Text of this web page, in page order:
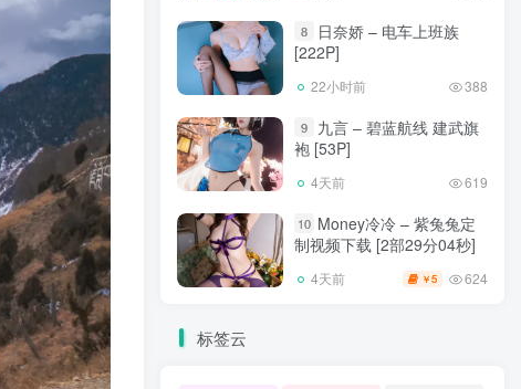
8
日奈娇 – 电车上班族
[222P]
22小时前 388
9
九言 – 碧蓝航线 建武旗
袍 [53P]
4天前 619
10 Money冷冷 – 紫兔兔定
制视频下载 [2部29分04秒]
4天前 ￥5 624
标签云